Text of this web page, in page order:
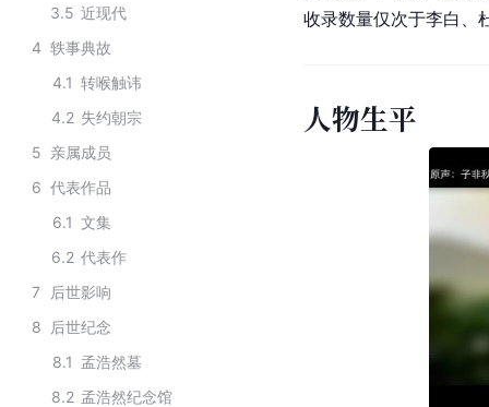
3.5 近现代
4 轶事典故
4.1 转喉触讳
4.2 失约朝宗
5 亲属成员
6 代表作品
6.1 文集
6.2 代表作
7
后世影响
8
后世纪念
8.1 孟浩然墓
8.2 孟浩然纪念馆
收录数量仅次于李白、
人物生平